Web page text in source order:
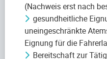
(Nachweis erst nach
gesundheitliche
uneingeschränkte
Eignung für die
Bereitschaft zur